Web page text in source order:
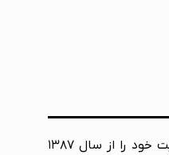
شرکت تولیدی کارنوتک فعالیت خود را از سال ۱۳۸۷